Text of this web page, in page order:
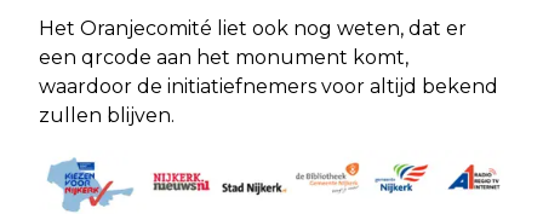
Het Oranjecomité liet ook nog weten, dat er
een qrcode aan het monument komt,
waardoor de initiatiefnemers voor altijd bekend
zullen blijven.